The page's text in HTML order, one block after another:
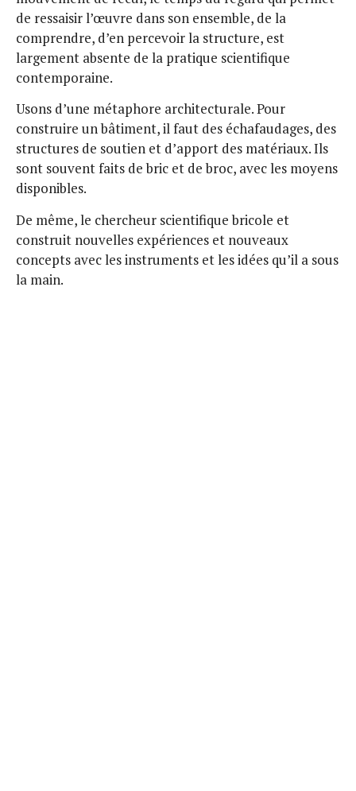
de ressaisir l’œuvre dans son ensemble, de la
comprendre, d’en percevoir la structure, est
largement absente de la pratique scientifique
contemporaine.
Usons d’une métaphore architecturale. Pour
construire un bâtiment, il faut des échafaudages, des
structures de soutien et d’apport des matériaux. Ils
sont souvent faits de bric et de broc, avec les moyens
disponibles.
De même, le chercheur scientifique bricole et
construit nouvelles expériences et nouveaux
concepts avec les instruments et les idées qu’il a sous
la main.